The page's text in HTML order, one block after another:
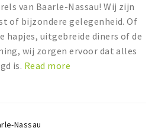
van Baarle-Nassau! Wij zijn
of bijzondere gelegenheid. Of
hapjes, uitgebreide diners of de
wij zorgen ervoor dat alles
is. Read more
Nassau